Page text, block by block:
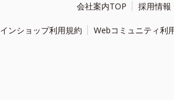
会社案内TOP 採用情報
ンショップ利用規約 Webコミュニティ利